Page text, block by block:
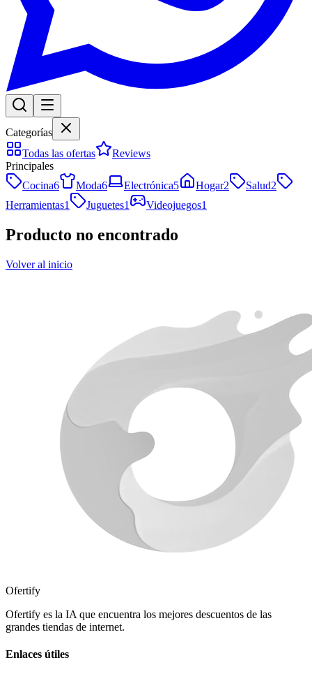
Categorías
Todas las ofertas
Reviews
Principales
Cocina6 Moda6 Electrónica5 Hogar2 Salud2
Herramientas1 Juguetes1 Videojuegos1
Producto no encontrado
Volver al inicio
Ofertify
Ofertify es la IA que encuentra los mejores descuentos de las
grandes tiendas de internet.
Enlaces útiles